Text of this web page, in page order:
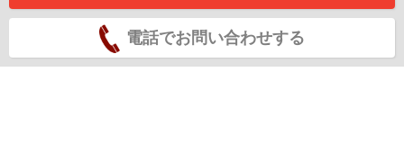
電話でお問い合わせする